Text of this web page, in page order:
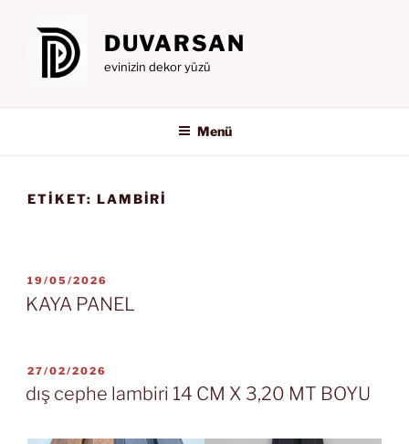
DUVARSAN
evinizin dekor yüzü
Menü
ETIKET: LAMBİRİ
YAYIM
TARIHI
19/05/2026
KAYA PANEL
YAYIM
TARIHI
27/02/2026
dış cephe lambiri 14 CM X 3,20 MT BOYU